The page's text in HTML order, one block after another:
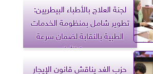
لجنة العلاج بالأطباء البيطريين:
تطوير شامل بمنظومة الخدمات
الطبية بالنقابة لضمان سرعة
وجودة الأداء
حزب الغد يناقش قانون الإيجار